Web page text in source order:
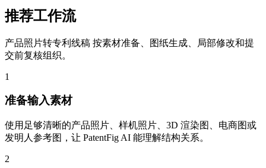
推荐工作流
产品照片转专利线稿 按素材准备、图纸生成、局部修改和提
交前复核组织。
1
准备输入素材
使用足够清晰的产品照片、样机照片、3D 渲染图、电商图或
发明人参考图，让 PatentFig AI 能理解结构关系。
2